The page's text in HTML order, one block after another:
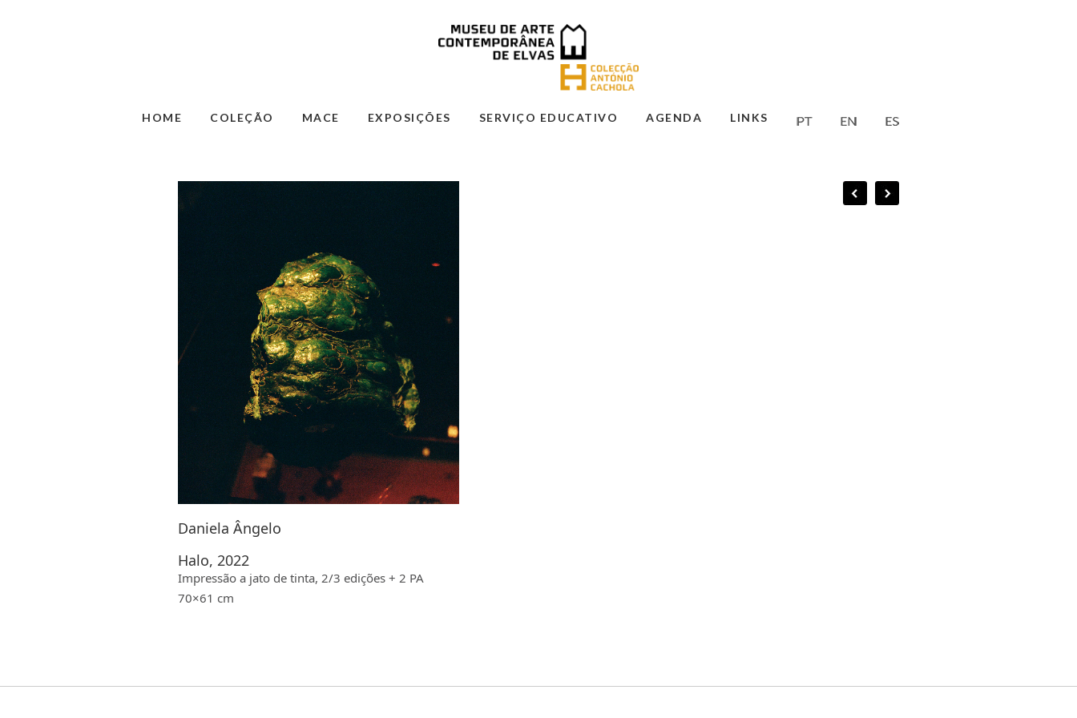
HOME COLEÇÃO MACE EXPOSIÇÕES SERVIÇO EDUCATIVO AGENDA LINKS
Daniela Ângelo
Halo, 2022
Impressão a jato de tinta, 2/3 edições + 2 PA
70×61 cm